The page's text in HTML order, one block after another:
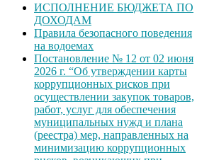
ИСПОЛНЕНИЕ БЮДЖЕТА ПО
ДОХОДАМ
Правила безопасного поведения
на водоемах
Постановление № 12 от 02 июня
2026 г. “Об утверждении карты
коррупционных рисков при
осуществлении закупок товаров,
работ, услуг для обеспечения
муниципальных нужд и плана
(реестра) мер, направленных на
минимизацию коррупционных